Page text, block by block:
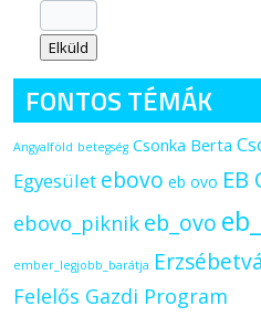
FONTOS TÉMÁK
Angyalföld betegség Csonka Berta
Egyesület ebovo eb ovo EB
ebovo_piknik eb_ovo
ember_legjobb_barátja
Felelős Gazdi Program